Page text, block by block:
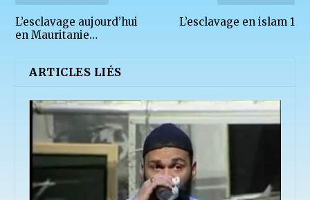
L’esclavage aujourd’hui
en Mauritanie…
L’esclavage en islam 1
ARTICLES LIÉS